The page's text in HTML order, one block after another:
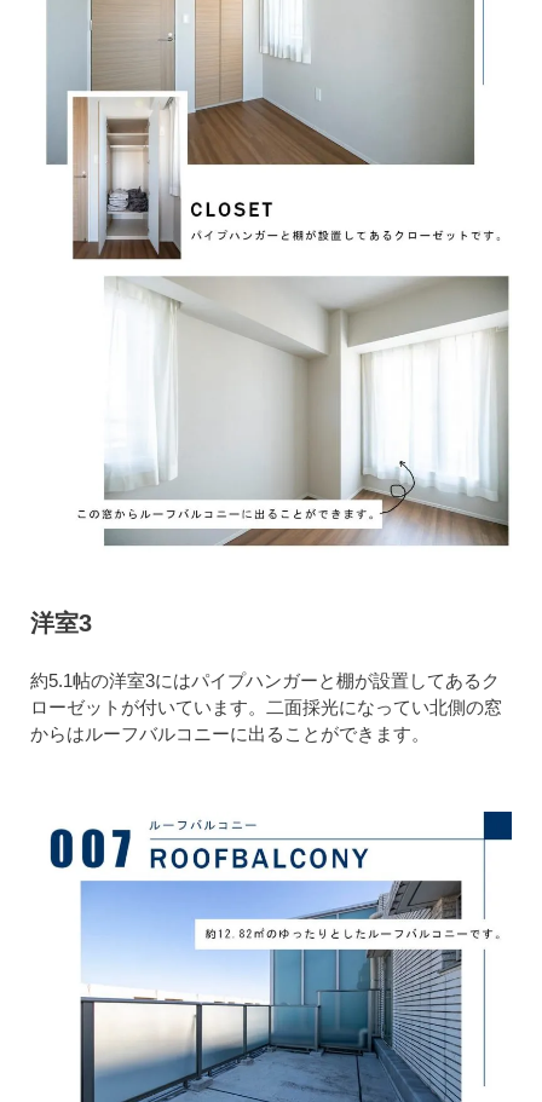
洋室3
約5.1帖の洋室3にはパイプハンガーと棚が設置してあるク
ローゼットが付いています。二面採光になってい北側の窓
からはルーフバルコニーに出ることができます。